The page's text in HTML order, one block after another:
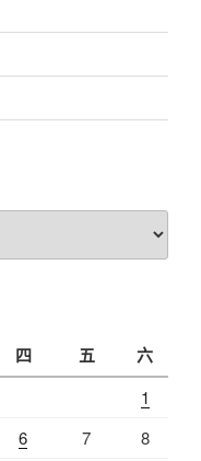
四 五 六
1
6 7 8